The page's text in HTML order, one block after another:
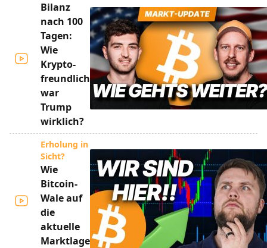
Bilanz
nach 100
Tagen:
Wie
Krypto-
freundlich
war
Trump
wirklich?
Erholung in
Sicht?
Wie
Bitcoin-
Wale auf
die
aktuelle
Marktlage